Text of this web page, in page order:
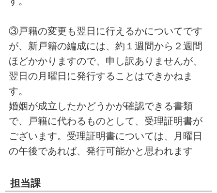
③戸籍の変更も翌日に行えるかについてです
が、新戸籍の編成には、約１週間から２週間
ほどかかりますので、申し訳ありませんが、
翌日の月曜日に発行することはできかねま
す。
婚姻が成立したかどうかが確認できる書類
で、戸籍に代わるものとして、受理証明書が
ございます。受理証明書については、月曜日
の午後であれば、発行可能かと思われます
担当課